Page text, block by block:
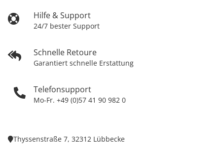
Hilfe & Support
24/7 bester Support
Schnelle Retoure
Garantiert schnelle Erstattung
Telefonsupport
Mo-Fr. +49 (0)57 41 90 982 0
Thyssenstraße 7, 32312 Lübbecke